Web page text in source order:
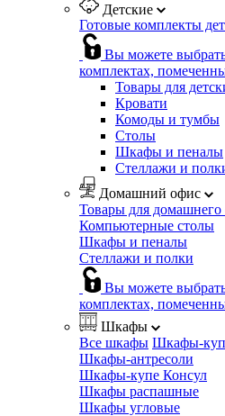
Детские
Готовые комплекты
Вы можете
комплектах,
Товары для
Кровати
Комоды и тумбы
Столы
Шкафы и пеналы
Стеллажи и
Домашний офис
Товары для домашнего
Компьютерные столы
Шкафы и пеналы
Стеллажи и полки
Вы можете
комплектах,
Шкафы
Все шкафы Шкафы-
Шкафы-антресоли
Шкафы-купе Консул
Шкафы распашные
Шкафы угловые